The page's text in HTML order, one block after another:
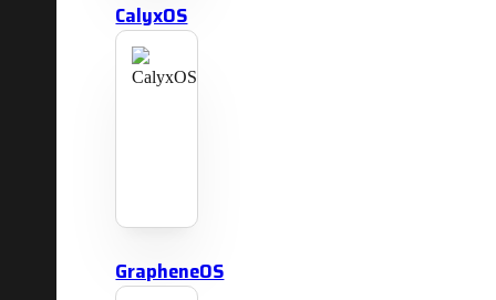
CalyxOS
GrapheneOS